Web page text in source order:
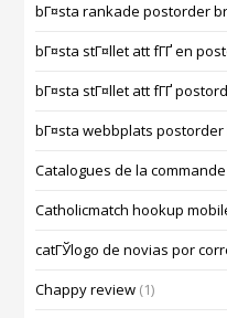
bГ¤sta rankade postorder
bГ¤sta stГ¤llet att fГҐ en
bГ¤sta stГ¤llet att fГҐ
bГ¤sta webbplats postorder
Catalogues de la
Catholicmatch hookup
catГЎlogo de novias por
Chappy review (1)